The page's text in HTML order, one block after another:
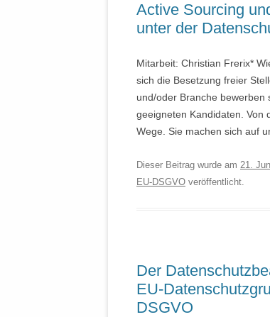
Active Sourcing
unter der
Mitarbeit: Christian Frerix*
sich die Besetzung freier
und/oder Branche bewerben
geeigneten Kandidaten. Von
Wege. Sie machen sich auf
Dieser Beitrag wurde am 21.
EU-DSGVO veröffentlicht.
Der
EU-
DSGVO